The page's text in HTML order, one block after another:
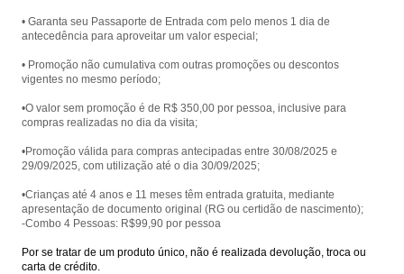
• Garanta seu Passaporte de Entrada com pelo menos 1 dia de
antecedência para aproveitar um valor especial;
• Promoção não cumulativa com outras promoções ou descontos
vigentes no mesmo período;
•O valor sem promoção é de R$ 350,00 por pessoa, inclusive para
compras realizadas no dia da visita;
•Promoção válida para compras antecipadas entre 30/08/2025 e
29/09/2025, com utilização até o dia 30/09/2025;
•Crianças até 4 anos e 11 meses têm entrada gratuita, mediante
apresentação de documento original (RG ou certidão de nascimento);
-Combo 4 Pessoas: R$99,90 por pessoa
Por se tratar de um produto único, não é realizada devolução, troca ou
carta de crédito.